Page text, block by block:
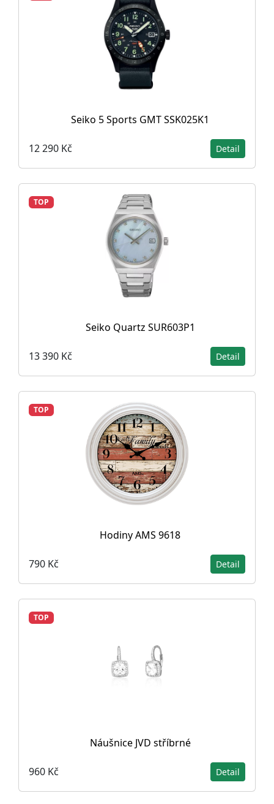
Seiko 5 Sports GMT SSK025K1
12 290 Kč Detail
TOP
Seiko Quartz SUR603P1
13 390 Kč Detail
TOP
Hodiny AMS 9618
790 Kč Detail
TOP
Náušnice JVD stříbrné
960 Kč Detail